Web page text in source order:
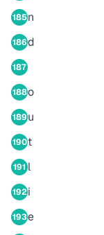
185n
186d
187
188o
189u
190t
191 l
192i
193e